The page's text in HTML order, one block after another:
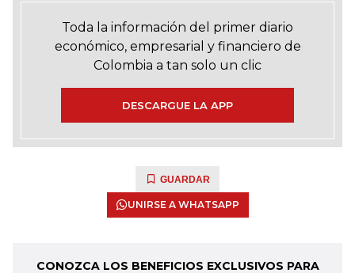
Toda la información del primer diario
económico, empresarial y financiero de
Colombia a tan solo un clic
DESCARGUE LA APP
GUARDAR
UNIRSE A WHATSAPP
CONOZCA LOS BENEFICIOS EXCLUSIVOS PARA